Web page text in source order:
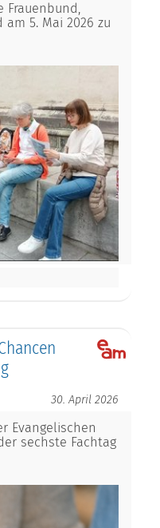
Frauenbund,
5. Mai 2026 zu
30. April 2026
Evangelischen
sechste Fachtag